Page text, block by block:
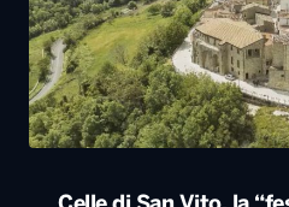
Celle di San Vito, la
accoglierà 500
della Puglia